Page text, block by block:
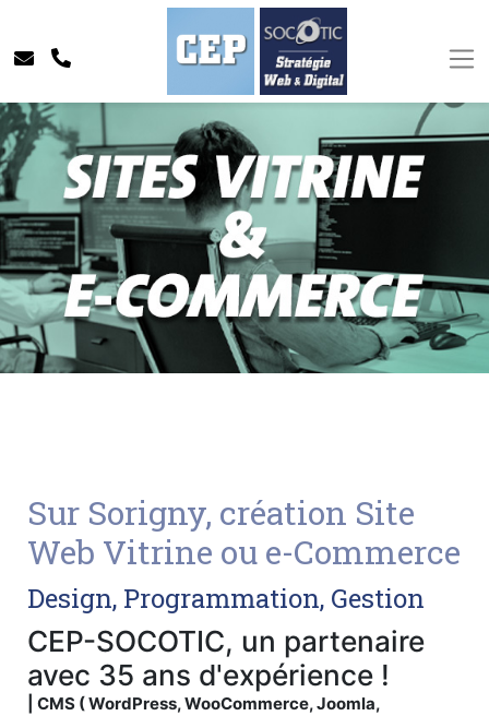
Sur Sorigny, création Site
Web Vitrine ou e-Commerce
Design, Programmation, Gestion
CEP-SOCOTIC, un partenaire
avec 35 ans d'expérience !
| CMS ( WordPress, WooCommerce, Joomla,